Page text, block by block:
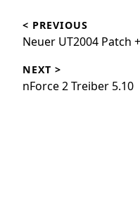
< PREVIOUS
Neuer UT2004 Patch
NEXT >
nForce 2 Treiber 5.10